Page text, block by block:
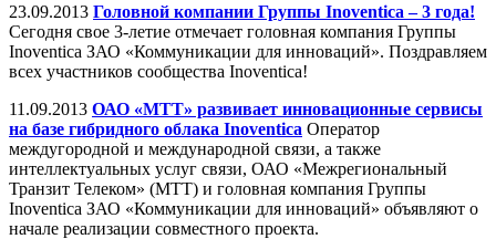
23.09.2013 Головной компании Группы Inoventica – 3 года!
Сегодня свое 3-летие отмечает головная компания Группы
Inoventica ЗАО «Коммуникации для инноваций». Поздравляем
всех участников сообщества Inoventica!
11.09.2013 ОАО «МТТ» развивает инновационные сервисы
на базе гибридного облака Inoventica Оператор
междугородной и международной связи, а также
интеллектуальных услуг связи, ОАО «Межрегиональный
Транзит Телеком» (МТТ) и головная компания Группы
Inoventica ЗАО «Коммуникации для инноваций» объявляют о
начале реализации совместного проекта.